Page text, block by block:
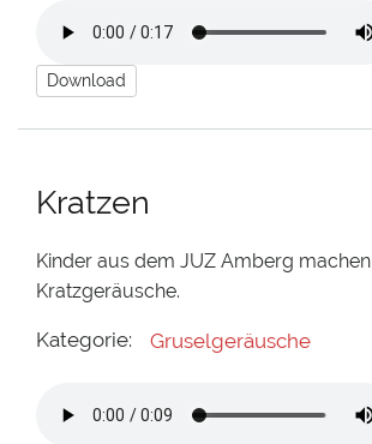
Download
Kratzen
Kinder aus dem JUZ Amberg machen
Kratzgeräusche.
Kategorie: Gruselgeräusche